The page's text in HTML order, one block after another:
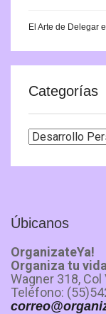
El Arte de Delegar
Categorías
Úbicanos
OrganizateYa!
Organiza tu
Wagner 318, Col
Teléfono: